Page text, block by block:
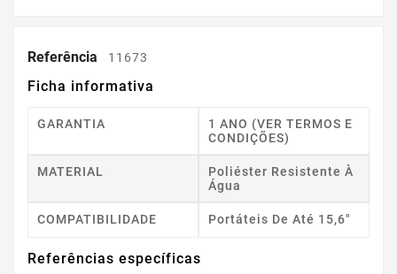
Referência 11673
Ficha informativa
GARANTIA
1 ANO (VER TERMOS E
CONDIÇÕES)
MATERIAL
Poliéster Resistente À
Água
COMPATIBILIDADE Portáteis De Até 15,6"
Referências específicas